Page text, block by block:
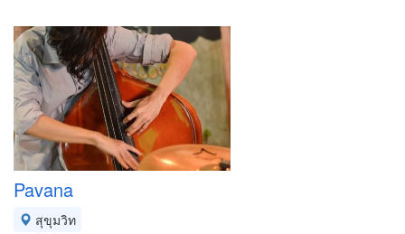
Pavana
สุขุมวิท